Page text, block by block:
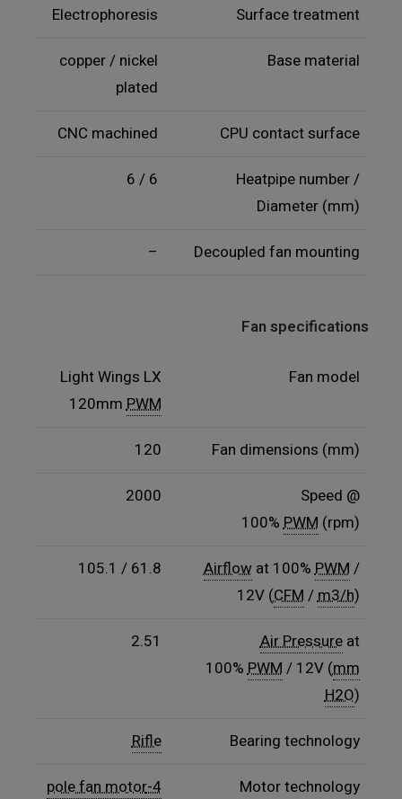
Surface treatment
Electrophoresis
Base material
copper / nickel
plated
CPU contact surface
CNC machined
Heatpipe number /
Diameter (mm)
6 / 6
Decoupled fan mounting
–
Fan specifications
Fan model
Light Wings LX
120mmPWM
Fan dimensions (mm)
120
Speed @
100%PWM (rpm)
2000
Airflowat 100%PWM /
12V (CFM /m3/h)
61.8 / 105.1
Air Pressureat
100%PWM / 12V (mm
H2O)
2.51
Bearing technology
Rifle
Motor technology
4-pole fan motor